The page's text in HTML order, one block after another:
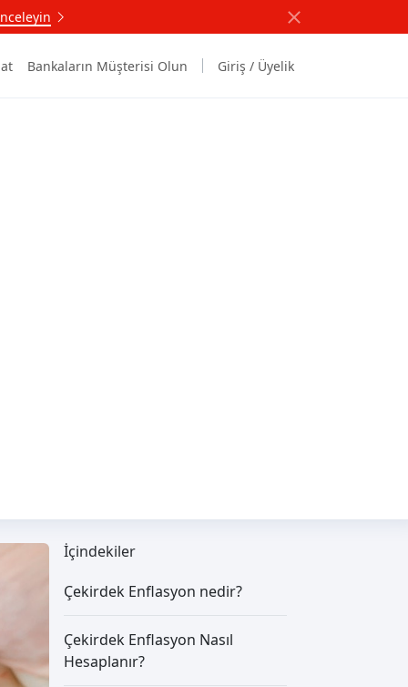
Bankaların Müşterisi Olun Giriş / Üyelik
İçindekiler
Çekirdek Enflasyon nedir?
Çekirdek Enflasyon Nasıl
Hesaplanır?